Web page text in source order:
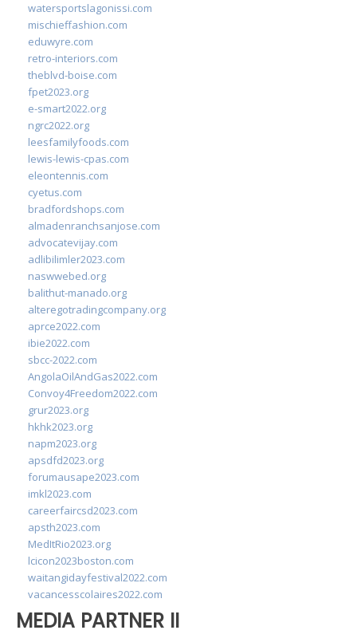
watersportslagonissi.com
mischieffashion.com
eduwyre.com
retro-interiors.com
theblvd-boise.com
fpet2023.org
e-smart2022.org
ngrc2022.org
leesfamilyfoods.com
lewis-lewis-cpas.com
eleontennis.com
cyetus.com
bradfordshops.com
almadenranchsanjose.com
advocatevijay.com
adlibilimler2023.com
naswwebed.org
balithut-manado.org
alteregotradingcompany.org
aprce2022.com
ibie2022.com
sbcc-2022.com
AngolaOilAndGas2022.com
Convoy4Freedom2022.com
grur2023.org
hkhk2023.org
napm2023.org
apsdfd2023.org
forumausape2023.com
imkl2023.com
careerfaircsd2023.com
apsth2023.com
MedItRio2023.org
lcicon2023boston.com
waitangidayfestival2022.com
vacancesscolaires2022.com
MEDIA PARTNER II